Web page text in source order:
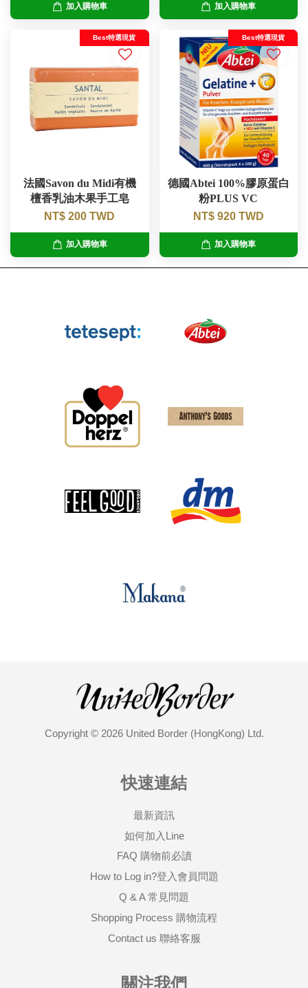
加入購物車 加入購物車
Best特選現貨
法國Savon du Midi有機
檀香乳油木果手工皂
NT$ 200 TWD
加入購物車
Best特選現貨
德國Abtei 100%膠原蛋白
粉PLUS VC
NT$ 920 TWD
加入購物車
Copyright © 2026 United Border (HongKong) Ltd.
快速連結
最新資訊
如何加入Line
FAQ 購物前必讀
How to Log in?登入會員問題
Q & A 常見問題
Shopping Process 購物流程
Contact us 聯絡客服
關注我們